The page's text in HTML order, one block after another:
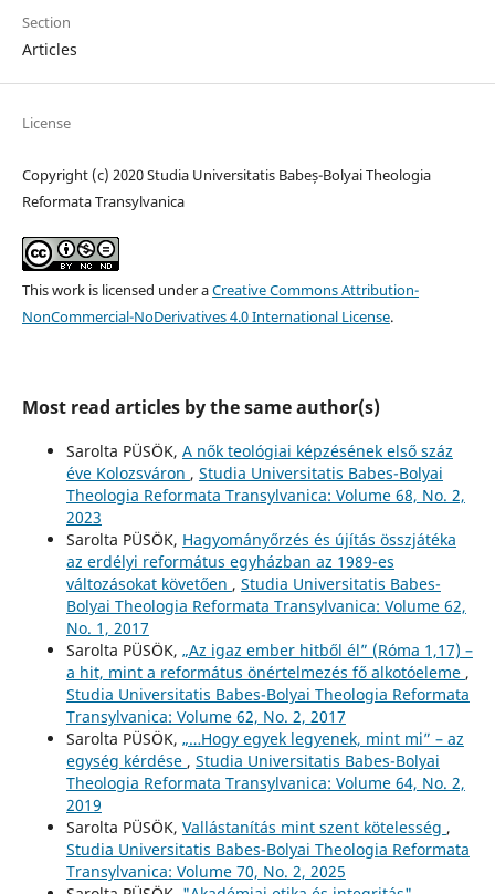
Section
Articles
License
Copyright (c) 2020 Studia Universitatis Babeș-Bolyai Theologia
Reformata Transylvanica
This work is licensed under aCreative Commons Attribution-
NonCommercial-NoDerivatives 4.0 International License.
Most read articles by the same author(s)
Sarolta PÜSÖK, A nők teológiai képzésének első száz
éve Kolozsváron , Studia Universitatis Babes-Bolyai
Theologia Reformata Transylvanica: Volume 68, No. 2,
2023
Sarolta PÜSÖK, Hagyományőrzés és újítás összjátéka
az erdélyi református egyházban az 1989-es
változásokat követően , Studia Universitatis Babes-
Bolyai Theologia Reformata Transylvanica: Volume 62,
No. 1, 2017
Sarolta PÜSÖK, „Az igaz ember hitből él” (Róma 1,17) –
a hit, mint a református önértelmezés fő alkotóeleme ,
Studia Universitatis Babes-Bolyai Theologia Reformata
Transylvanica: Volume 62, No. 2, 2017
Sarolta PÜSÖK, „…Hogy egyek legyenek, mint mi” – az
egység kérdése , Studia Universitatis Babes-Bolyai
Theologia Reformata Transylvanica: Volume 64, No. 2,
2019
Sarolta PÜSÖK, Vallástanítás mint szent kötelesség ,
Studia Universitatis Babes-Bolyai Theologia Reformata
Transylvanica: Volume 70, No. 2, 2025